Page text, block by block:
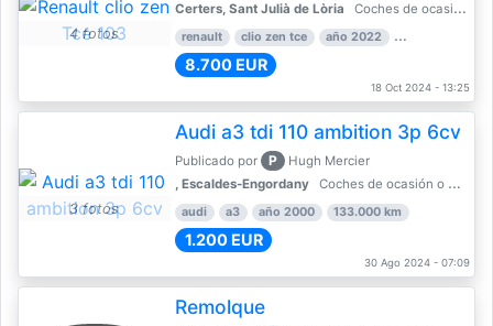
4 fotos
Certers, Sant Julià de Lòria
Coches de ocasión o Nuevo
renault clio zen tce año 2022 39.000 km
8.700 EUR
18 Oct 2024 - 13:25
3 fotos
Audi a3 tdi 110 ambition 3p 6cv
Publicado por P
Hugh Mercier
, Escaldes-Engordany
Coches de ocasión o Nuevo
audi a3 año 2000 133.000 km
1.200 EUR
30 Ago 2024 - 07:09
Remolque